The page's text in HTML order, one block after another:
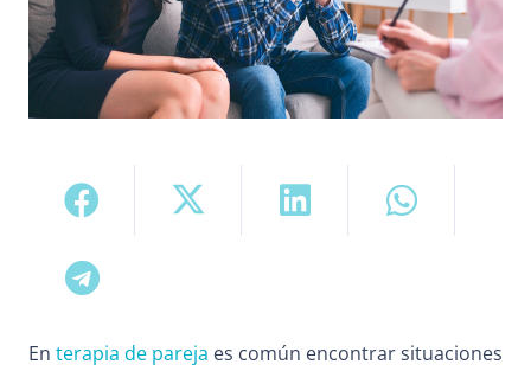
En terapia de pareja es común encontrar situaciones